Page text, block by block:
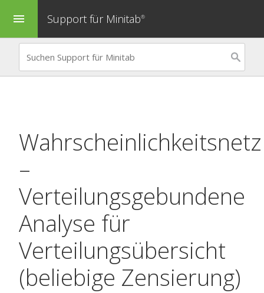
menu Support für Minitab®
Wahrscheinlichkeitsnetz
–
Verteilungsgebundene
Analyse für
Verteilungsübersicht
(beliebige Zensierung)